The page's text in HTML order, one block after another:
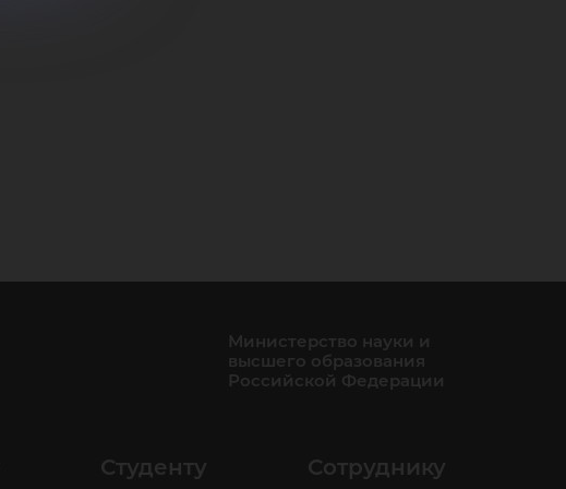
Министерство науки и
высшего образования
Российской Федерации
Студенту Сотруднику